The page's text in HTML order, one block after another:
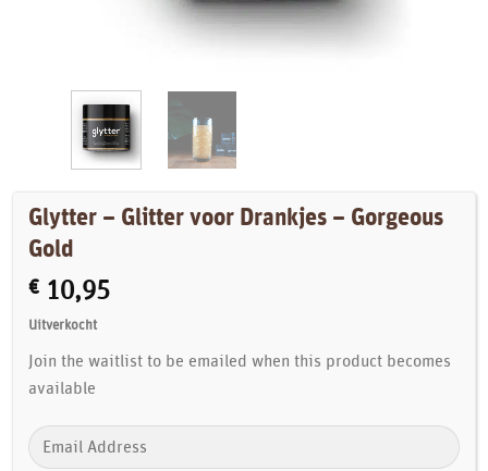
Glytter – Glitter voor Drankjes – Gorgeous
Gold
€ 10,95
Uitverkocht
Join the waitlist to be emailed when this product becomes
available
Enter
your